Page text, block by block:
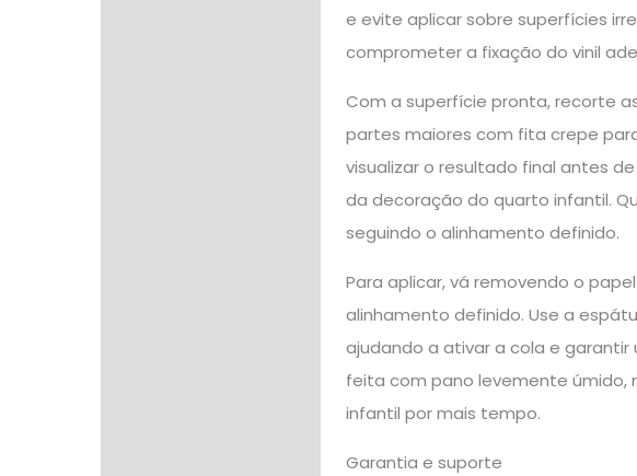
e evite aplicar sobre superfícies
comprometer a fixação do vinil
Com a superfície pronta, recorte
partes maiores com fita crepe
visualizar o resultado final antes
da decoração do quarto infantil.
seguindo o alinhamento definido.
Para aplicar, vá removendo o
alinhamento definido. Use a
ajudando a ativar a cola e garantir
feita com pano levemente úmido,
infantil por mais tempo.
Garantia e suporte